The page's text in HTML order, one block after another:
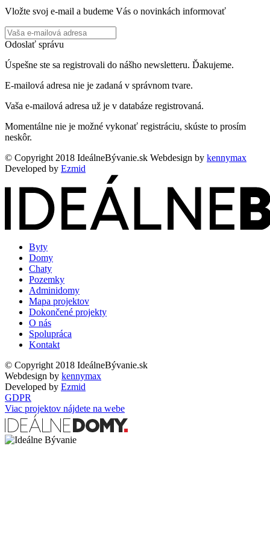
Vložte svoj e-mail a budeme Vás o novinkách informovať
Odoslať správu
Úspešne ste sa registrovali do nášho newsletteru. Ďakujeme.
E-mailová adresa nie je zadaná v správnom tvare.
Vaša e-mailová adresa už je v databáze registrovaná.
Momentálne nie je možné vykonať registráciu, skúste to prosím
neskôr.
© Copyright 2018 IdeálneBývanie.sk Webdesign by kennymax
Developed by Ezmid
Byty
Domy
Chaty
Pozemky
Adminidomy
Mapa projektov
Dokončené projekty
O nás
Spolupráca
Kontakt
© Copyright 2018 IdeálneBývanie.sk
Webdesign by kennymax
Developed by Ezmid
GDPR
Viac projektov nájdete na webe